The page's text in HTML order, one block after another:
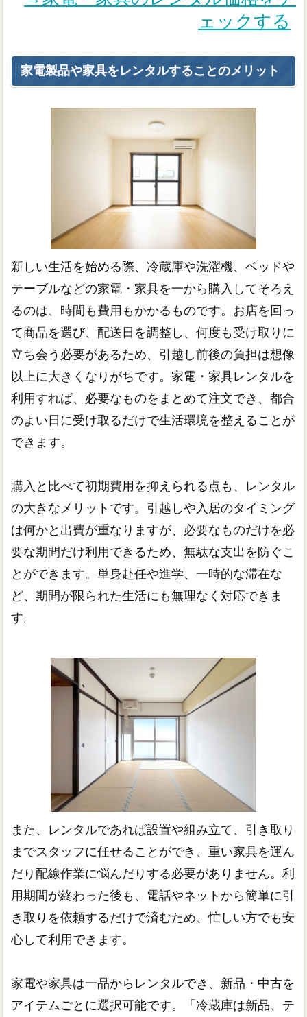
ェックする
家電製品や家具をレンタルすることのメリット
新しい生活を始める際、冷蔵庫や洗濯機、ベッドや
テーブルなどの家電・家具を一から購入してそろえ
るのは、時間も費用もかかるものです。お店を回っ
て商品を選び、配送日を調整し、何度も受け取りに
立ち会う必要があるため、引越し前後の負担は想像
以上に大きくなりがちです。家電・家具レンタルを
利用すれば、必要なものをまとめて注文でき、都合
のよい日に受け取るだけで生活環境を整えることが
できます。
購入と比べて初期費用を抑えられる点も、レンタル
の大きなメリットです。引越しや入居のタイミング
は何かと出費が重なりますが、必要なものだけを必
要な期間だけ利用できるため、無駄な支出を防ぐこ
とができます。単身赴任や進学、一時的な滞在な
ど、期間が限られた生活にも無理なく対応できま
す。
また、レンタルであれば設置や組み立て、引き取り
までスタッフに任せることができ、重い家具を運ん
だり配線作業に悩んだりする必要がありません。利
用期間が終わった後も、電話やネットから簡単に引
き取りを依頼するだけで済むため、忙しい方でも安
心して利用できます。
家電や家具は一品からレンタルでき、新品・中古を
アイテムごとに選択可能です。「冷蔵庫は新品、テ